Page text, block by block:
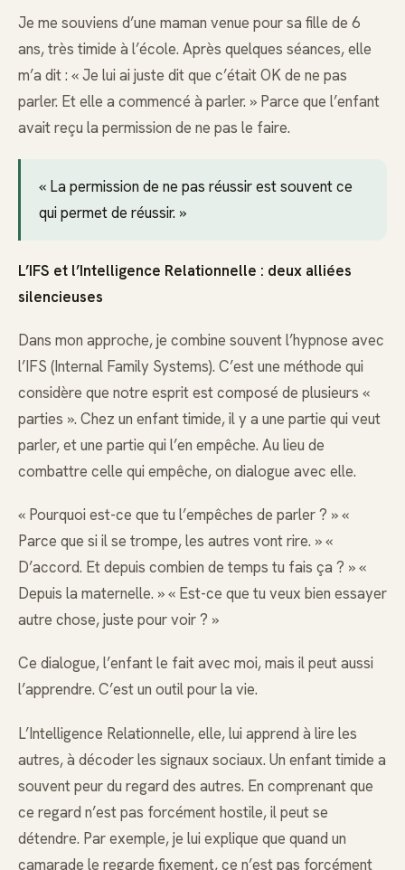
Je me souviens d’une maman venue pour sa fille de 6
ans, très timide à l’école. Après quelques séances, elle
m’a dit : « Je lui ai juste dit que c’était OK de ne pas
parler. Et elle a commencé à parler. » Parce que l’enfant
avait reçu la permission de ne pas le faire.
« La permission de ne pas réussir est souvent ce
qui permet de réussir. »
L’IFS et l’Intelligence Relationnelle : deux alliées
silencieuses
Dans mon approche, je combine souvent l’hypnose avec
l’IFS (Internal Family Systems). C’est une méthode qui
considère que notre esprit est composé de plusieurs «
parties ». Chez un enfant timide, il y a une partie qui veut
parler, et une partie qui l’en empêche. Au lieu de
combattre celle qui empêche, on dialogue avec elle.
« Pourquoi est-ce que tu l’empêches de parler ? » «
Parce que si il se trompe, les autres vont rire. » «
D’accord. Et depuis combien de temps tu fais ça ? » «
Depuis la maternelle. » « Est-ce que tu veux bien essayer
autre chose, juste pour voir ? »
Ce dialogue, l’enfant le fait avec moi, mais il peut aussi
l’apprendre. C’est un outil pour la vie.
L’Intelligence Relationnelle, elle, lui apprend à lire les
autres, à décoder les signaux sociaux. Un enfant timide a
souvent peur du regard des autres. En comprenant que
ce regard n’est pas forcément hostile, il peut se
détendre. Par exemple, je lui explique que quand un
camarade le regarde fixement, ce n’est pas forcément